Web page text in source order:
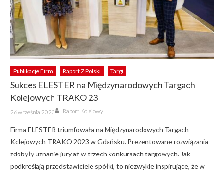
Publikacje Firm Raport Z Polski Targi
Sukces ELESTER na Międzynarodowych Targach
Kolejowych TRAKO 23
Posted
on
26 września 2023 Author
Raport Kolejowy
Firma ELESTER triumfowała na Międzynarodowych Targach
Kolejowych TRAKO 2023 w Gdańsku. Prezentowane rozwiązania
zdobyły uznanie jury aż w trzech konkursach targowych. Jak
podkreślają przedstawiciele spółki, to niezwykle inspirujące, że w